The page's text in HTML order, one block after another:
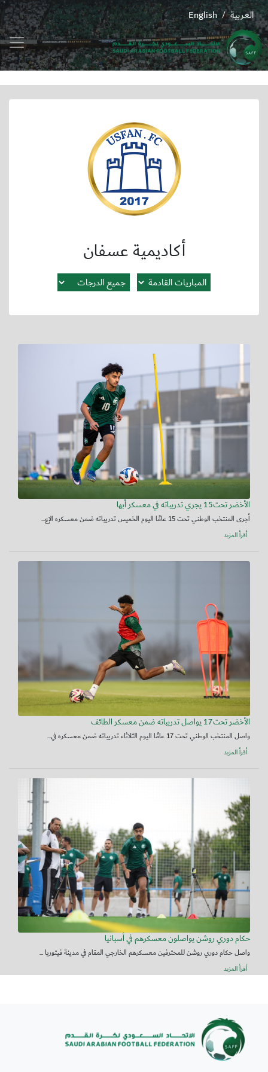
English / العربية
أكاديمية عسفان
الأخضر تحت15 يجري تدريباته في معسكر أبها
أجرى المنتخب الوطني تحت 15 عامًا اليوم الخميس تدريباته ضمن معسكره الإع...
أقرأ المزيد
الأخضر تحت17 يواصل تدريباته ضمن معسكر الطائف
واصل المنتخب الوطني تحت 17 عامًا اليوم الثلاثاء تدريباته ضمن معسكره في...
أقرأ المزيد
حكام دوري روشن يواصلون معسكرهم في أسبانيا
واصل حكام دوري روشن للمحترفين معسكرهم الخارجي المقام في مدينة فيتوريا ...
أقرأ المزيد